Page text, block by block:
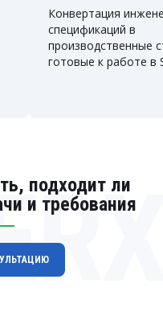
Конвертация
спецификаций в
производственные
готовые к работе в
подходит ли
и требования